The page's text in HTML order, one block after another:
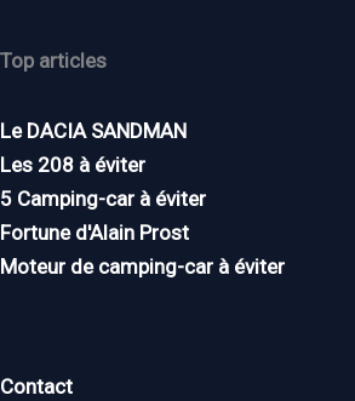
Top articles
Le DACIA SANDMAN
Les 208 à éviter
5 Camping-car à éviter
Fortune d'Alain Prost
Moteur de camping-car à éviter
Contact